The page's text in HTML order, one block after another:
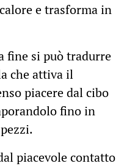
e trasforma in
fine si può tradurre
che attiva il
piacere dal cibo
fino in
piacevole contatto